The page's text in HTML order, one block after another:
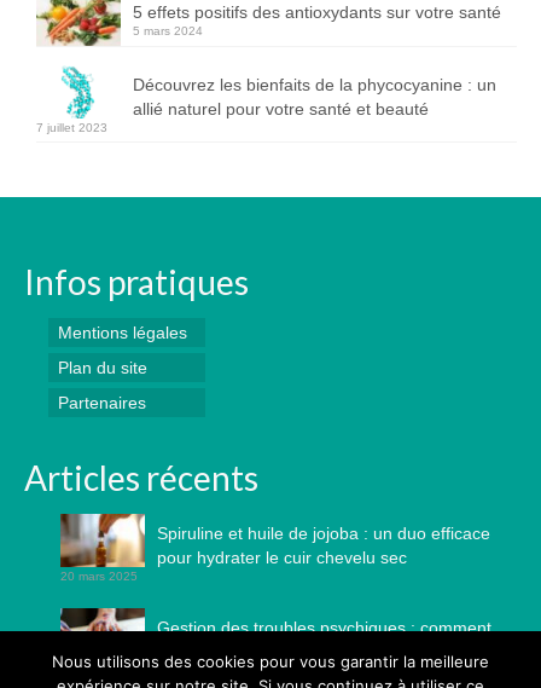
5 effets positifs des antioxydants sur votre santé
5 mars 2024
Découvrez les bienfaits de la phycocyanine : un
allié naturel pour votre santé et beauté
7 juillet 2023
Infos pratiques
Mentions légales
Plan du site
Partenaires
Articles récents
Spiruline et huile de jojoba : un duo efficace
pour hydrater le cuir chevelu sec
20 mars 2025
Gestion des troubles psychiques : comment
l’art-thérapie continue-t-elle à avoir des
résultats probants ?
Nous utilisons des cookies pour vous garantir la meilleure